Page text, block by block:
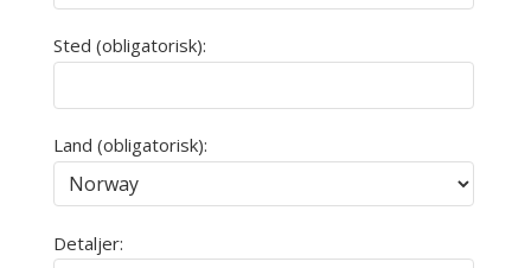
Sted (obligatorisk):
Land (obligatorisk):
Detaljer: